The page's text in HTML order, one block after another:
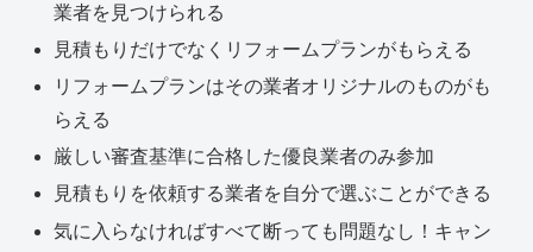
業者を見つけられる
見積もりだけでなくリフォームプランがもらえる
リフォームプランはその業者オリジナルのものがも
らえる
厳しい審査基準に合格した優良業者のみ参加
見積もりを依頼する業者を自分で選ぶことができる
気に入らなければすべて断っても問題なし！キャン